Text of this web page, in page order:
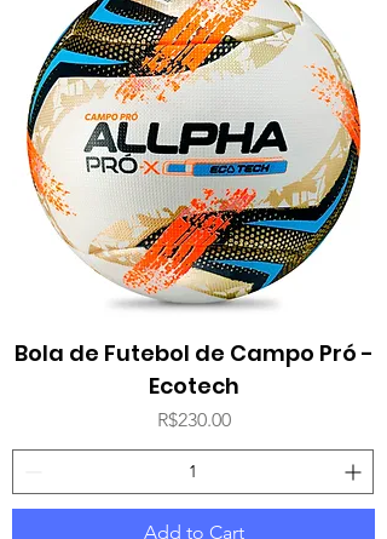
Bola de Futebol de Campo Pró -
Ecotech
Price
R$230.00
Add to Cart